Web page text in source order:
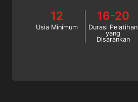
12
Usia Minimum
16-20
Durasi Pelatihan
yang
Disarankan